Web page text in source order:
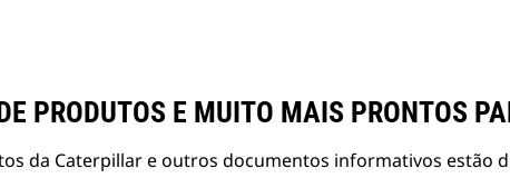
PRODUTOS E MUITO MAIS PRONTOS
da Caterpillar e outros documentos informativos estão